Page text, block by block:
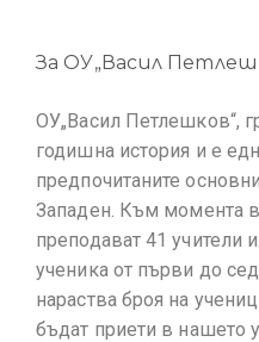
За ОУ„Васил
ОУ„Васил Петлешков“,
годишна история и е
предпочитаните
Западен. Към момента
преподават 41 учители
ученика от първи до
нараства броя на
бъдат приети в нашето